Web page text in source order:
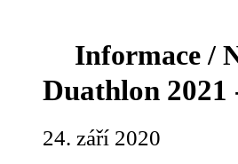
Informace /
Duathlon 2021
24. září 2020